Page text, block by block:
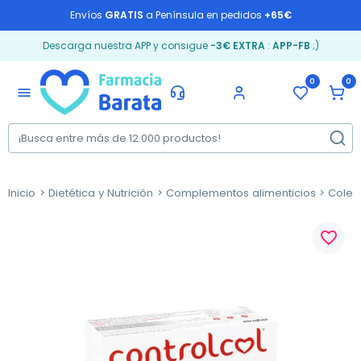
Envíos GRATIS a Península en pedidos +65€
Descarga nuestra APP y consigue -3€ EXTRA: APP-FB ;)
menu
0 0
Inicio Dietética y Nutrición Complementos alimenticios
favorite_border